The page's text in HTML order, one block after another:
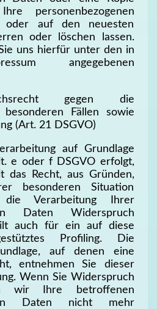
personenbezogenen
oder auf den neuesten
oder löschen lassen.
uns hierfür unter den in
angegebenen
gegen die
besonderen Fällen sowie
(Art. 21 DSGVO)
auf Grundlage
e oder f DSGVO erfolgt,
das Recht, aus Gründen,
besonderen Situation
die Verarbeitung Ihrer
Daten Widerspruch
auch für ein auf diese
Profiling. Die
auf denen eine
entnehmen Sie dieser
Wenn Sie Widerspruch
wir Ihre betroffenen
Daten nicht mehr